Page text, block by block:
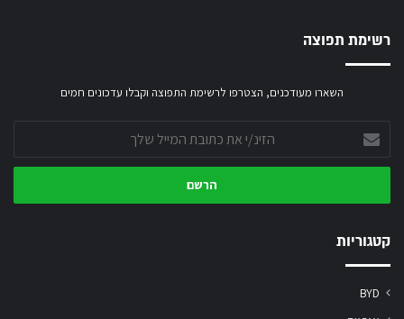
רשימת תפוצה
השארו מעודכנים, הצטרפו לרשימת התפוצה וקבלו עדכונים חמים
את
כתובת
שלך
קטגוריות
BYD